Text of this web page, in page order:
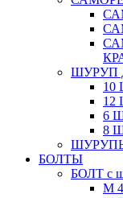
ШУРУП
10
12
6
8
БОЛТЫ
БОЛТ с
М 4